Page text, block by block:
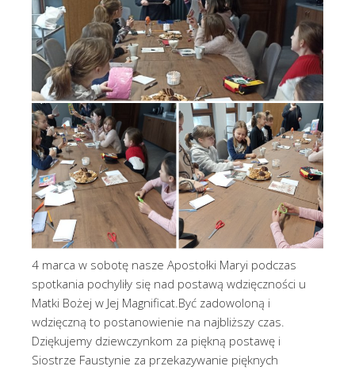
4 marca w sobotę nasze Apostołki Maryi podczas
spotkania pochyliły się nad postawą wdzięczności u
Matki Bożej w Jej Magnificat.Być zadowoloną i
wdzięczną to postanowienie na najbliższy czas.
Dziękujemy dziewczynkom za piękną postawę i
Siostrze Faustynie za przekazywanie pięknych